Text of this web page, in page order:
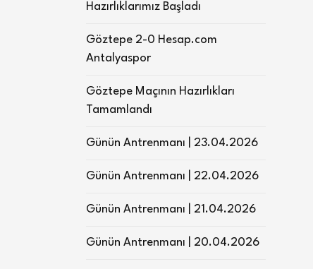
Hazırlıklarımız Başladı
Göztepe 2-0 Hesap.com
Antalyaspor
Göztepe Maçının Hazırlıkları
Tamamlandı
Günün Antrenmanı | 23.04.2026
Günün Antrenmanı | 22.04.2026
Günün Antrenmanı | 21.04.2026
Günün Antrenmanı | 20.04.2026